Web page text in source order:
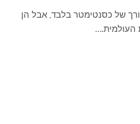
של כסנטימטר בלבד, אבל הן
העולמית.…